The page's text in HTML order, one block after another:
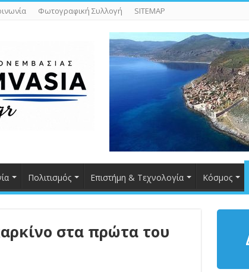
Φωτογραφική Συλλογή SITEMAP
Πολιτισμός Επιστήμη & Τεχνολογία Κόσμος
στα πρώτα του